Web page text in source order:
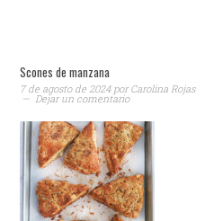
Scones de manzana
7 de agosto de 2024porCarolina Rojas
Dejar un comentario